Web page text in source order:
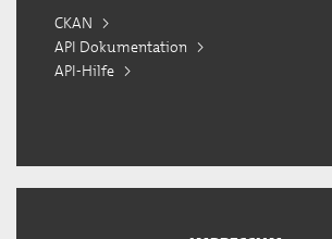
CKAN
API Dokumentation
API-Hilfe